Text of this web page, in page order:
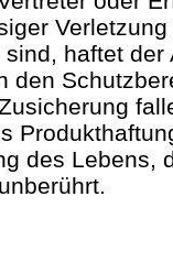
haftet der
den
des Lebens,